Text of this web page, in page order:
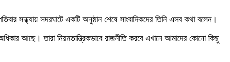
সন্ধ্যায় সদরঘাটে একটি অনুষ্ঠান শেষে সাংবাদিকদের তিনি এসব কথা বলেন।
আছে। তারা নিয়মতান্ত্রিকভাবে রাজনীতি করবে এখানে আমাদের কোনো কিছু